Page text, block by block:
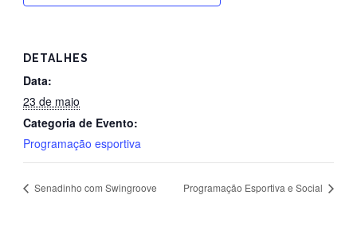
DETALHES
Data:
23 de maio
Categoria de Evento:
Programação esportiva
Senadinho com Swingroove Programação Esportiva e Social